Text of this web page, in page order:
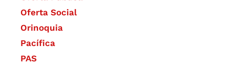
Oferta Social​​
Orinoquia
Pacífica
PAS